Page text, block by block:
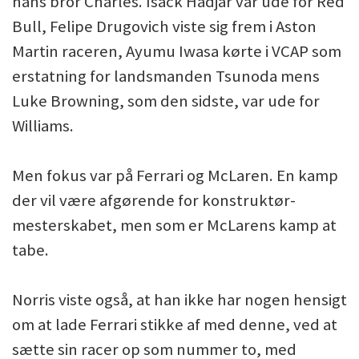
Bull, Felipe Drugovich viste sig frem i Aston
Martin raceren, Ayumu Iwasa kørte i VCAP som
erstatning for landsmanden Tsunoda mens
Luke Browning, som den sidste, var ude for
Williams.
Men fokus var på Ferrari og McLaren. En kamp
der vil være afgørende for konstruktør-
mesterskabet, men som er McLarens kamp at
tabe.
Norris viste også, at han ikke har nogen hensigt
om at lade Ferrari stikke af med denne, ved at
sætte sin racer op som nummer to, med